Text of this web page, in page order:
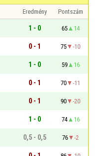
Eredmény
Pontszám
1 - 0 65
14
0 - 1 75
-10
1 - 0 59
16
0 - 1 70
-11
0 - 1 90
-20
1 - 0 74
16
0,5 - 0,5 76
-2